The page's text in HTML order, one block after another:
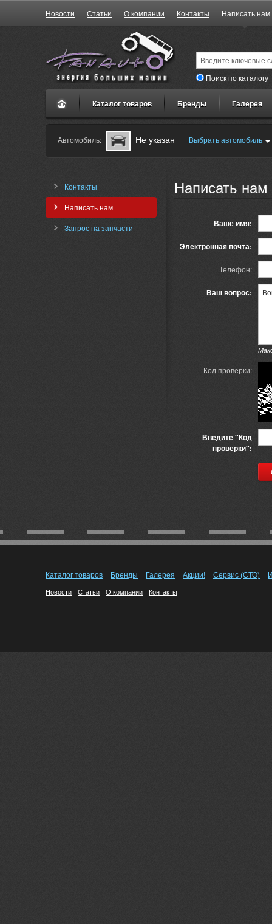
Новости Статьи О компании Контакты Написать нам
Поиск по каталогу
Каталог товаров Бренды Галерея
Автомобиль: Не указан Выбрать автомобиль
Контакты
Написать нам
Запрос на запчасти
Написать нам
Ваше имя:
Электронная почта:
Телефон:
Ваш вопрос:
Код проверки:
Введите "Код
проверки":
Каталог товаров Бренды Галерея Акции! Сервис (СТО)
Новости Статьи О компании Контакты